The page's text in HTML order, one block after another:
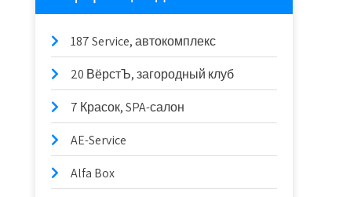
187 Service, автокомплекс
20 ВёрстЪ, загородный клуб
7 Красок, SPA-салон
AE-Service
Alfa Box